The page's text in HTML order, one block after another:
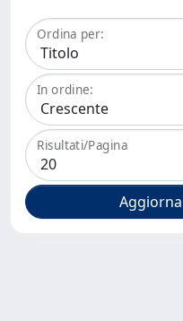
Ordina per:
In ordine:
Risultati/Pagina